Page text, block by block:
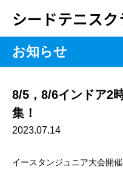
シードテニスク
お知らせ
8/5，8/6インドア2
集！
2023.07.14
イースタンジュニア大会開